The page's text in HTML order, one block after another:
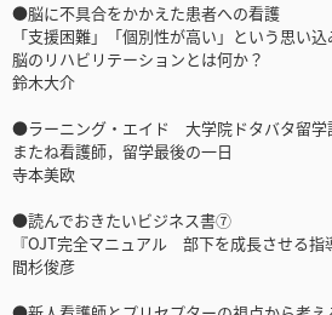
●脳に不具合をかかえた患者への看護
「支援困難」「個別性が高い」という思い
脳のリハビリテーションとは何か？
鈴木大介
●ラーニング・エイド 大学院ドタバタ留学
またね看護師，留学最後の一日
寺本美欧
●読んでおきたいビジネス書⑦
『OJT完全マニュアル 部下を成長させる指
間杉俊彦